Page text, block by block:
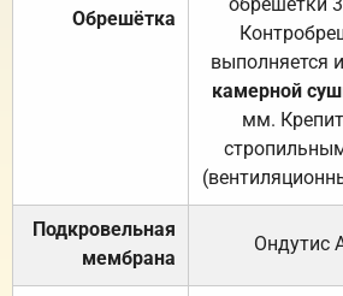
Обрешётка
выполняется
камерной
мм.
Подкровельная
мембрана
Ондутис